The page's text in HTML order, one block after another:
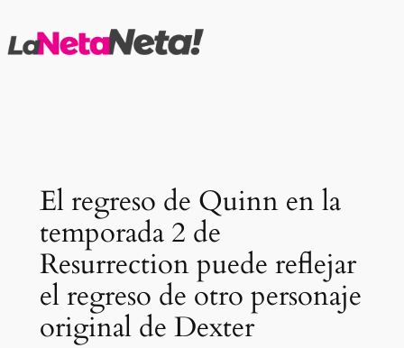
al
El regreso de Quinn en la
temporada 2 de
Resurrection puede reflejar
el regreso de otro personaje
original de Dexter